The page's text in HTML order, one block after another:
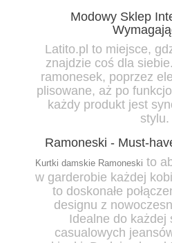
Modowy Sklep
Latito.pl to miejsce,
znajdzie coś dla
ramonesek, poprzez
plisowane, aż po
każdy produkt jest
stylu.
Ramoneski - Must-
Kurtki damskie Ramoneski to
w garderobie każdej
to doskonałe
designu z
Idealne do każdej
casualowych